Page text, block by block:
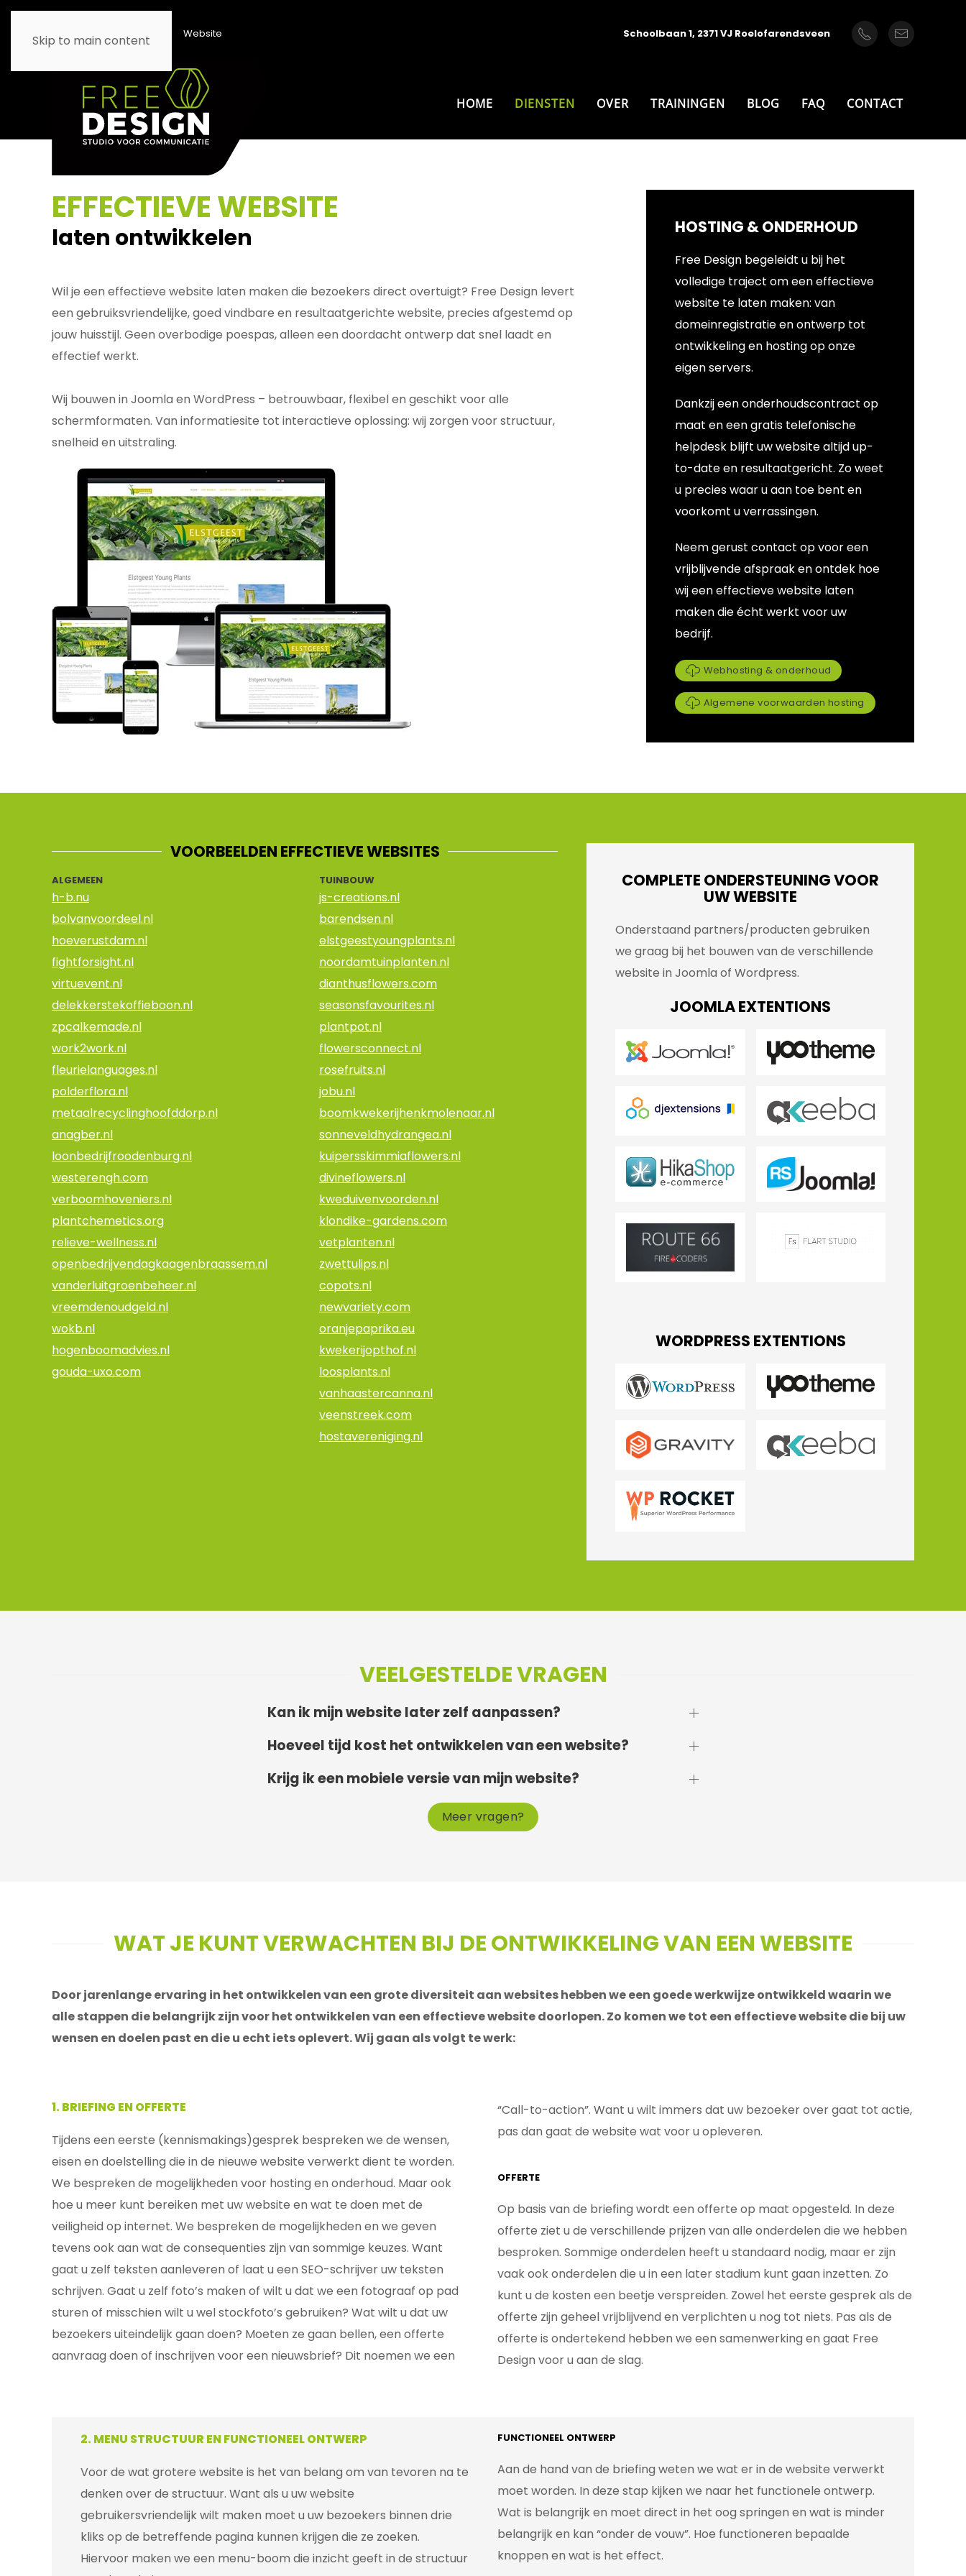
Skip to main content
Home Diensten Website Schoolbaan 1, 2371 VJ Roelofarendsveen
HOME DIENSTEN OVER TRAININGEN BLOG FAQ CONTACT
EFFECTIEVE WEBSITE
laten ontwikkelen
Wil je een effectieve website laten maken die bezoekers direct overtuigt? Free Design levert
een gebruiksvriendelijke, goed vindbare en resultaatgerichte website, precies afgestemd op
jouw huisstijl. Geen overbodige poespas, alleen een doordacht ontwerp dat snel laadt en
effectief werkt.
Wij bouwen in Joomla en WordPress – betrouwbaar, flexibel en geschikt voor alle
schermformaten. Van informatiesite tot interactieve oplossing: wij zorgen voor structuur,
snelheid en uitstraling.
HOSTING & ONDERHOUD
Free Design begeleidt u bij het
volledige traject om een effectieve
website te laten maken: van
domeinregistratie en ontwerp tot
ontwikkeling en hosting op onze
eigen servers.
Dankzij een onderhoudscontract op
maat en een gratis telefonische
helpdesk blijft uw website altijd up-
to-date en resultaatgericht. Zo weet
u precies waar u aan toe bent en
voorkomt u verrassingen.
Neem gerust contact op voor een
vrijblijvende afspraak en ontdek hoe
wij een effectieve website laten
maken die écht werkt voor uw
bedrijf.
Webhosting & onderhoud
Algemene voorwaarden hosting
VOORBEELDEN EFFECTIEVE WEBSITES
ALGEMEEN
h-b.nu
bolvanvoordeel.nl
hoeverustdam.nl
fightforsight.nl
virtuevent.nl
delekkerstekoffieboon.nl
zpcalkemade.nl
work2work.nl
fleurielanguages.nl
polderflora.nl
metaalrecyclinghoofddorp.nl
anagber.nl
loonbedrijfroodenburg.nl
westerengh.com
verboomhoveniers.nl
plantchemetics.org
relieve-wellness.nl
openbedrijvendagkaagenbraassem.nl
vanderluitgroenbeheer.nl
vreemdenoudgeld.nl
wokb.nl
hogenboomadvies.nl
gouda-uxo.com
TUINBOUW
js-creations.nl
barendsen.nl
elstgeestyoungplants.nl
noordamtuinplanten.nl
dianthusflowers.com
seasonsfavourites.nl
plantpot.nl
flowersconnect.nl
rosefruits.nl
jobu.nl
boomkwekerijhenkmolenaar.nl
sonneveldhydrangea.nl
kuipersskimmiaflowers.nl
divineflowers.nl
kweduivenvoorden.nl
klondike-gardens.com
vetplanten.nl
zwettulips.nl
copots.nl
newvariety.com
oranjepaprika.eu
kwekerijopthof.nl
loosplants.nl
vanhaastercanna.nl
veenstreek.com
hostavereniging.nl
COMPLETE ONDERSTEUNING VOOR
UW WEBSITE
Onderstaand partners/producten gebruiken
we graag bij het bouwen van de verschillende
website in Joomla of Wordpress.
JOOMLA EXTENTIONS
WORDPRESS EXTENTIONS
VEELGESTELDE VRAGEN
Kan ik mijn website later zelf aanpassen?
Hoeveel tijd kost het ontwikkelen van een website?
Krijg ik een mobiele versie van mijn website?
Meer vragen?
WAT JE KUNT VERWACHTEN BIJ DE ONTWIKKELING VAN EEN WEBSITE
Door jarenlange ervaring in het ontwikkelen van een grote diversiteit aan websites hebben we een goede werkwijze ontwikkeld waarin we
alle stappen die belangrijk zijn voor het ontwikkelen van een effectieve website doorlopen. Zo komen we tot een effectieve website die bij uw
wensen en doelen past en die u echt iets oplevert. Wij gaan als volgt te werk:
1. BRIEFING EN OFFERTE
Tijdens een eerste (kennismakings)gesprek bespreken we de wensen,
eisen en doelstelling die in de nieuwe website verwerkt dient te worden.
We bespreken de mogelijkheden voor hosting en onderhoud. Maar ook
hoe u meer kunt bereiken met uw website en wat te doen met de
veiligheid op internet. We bespreken de mogelijkheden en we geven
tevens ook aan wat de consequenties zijn van sommige keuzes. Want
gaat u zelf teksten aanleveren of laat u een SEO-schrijver uw teksten
schrijven. Gaat u zelf foto’s maken of wilt u dat we een fotograaf op pad
sturen of misschien wilt u wel stockfoto’s gebruiken? Wat wilt u dat uw
bezoekers uiteindelijk gaan doen? Moeten ze gaan bellen, een offerte
aanvraag doen of inschrijven voor een nieuwsbrief? Dit noemen we een
“Call-to-action”. Want u wilt immers dat uw bezoeker over gaat tot actie,
pas dan gaat de website wat voor u opleveren.
OFFERTE
Op basis van de briefing wordt een offerte op maat opgesteld. In deze
offerte ziet u de verschillende prijzen van alle onderdelen die we hebben
besproken. Sommige onderdelen heeft u standaard nodig, maar er zijn
vaak ook onderdelen die u in een later stadium kunt gaan inzetten. Zo
kunt u de kosten een beetje verspreiden. Zowel het eerste gesprek als de
offerte zijn geheel vrijblijvend en verplichten u nog tot niets. Pas als de
offerte is ondertekend hebben we een samenwerking en gaat Free
Design voor u aan de slag.
2. MENU STRUCTUUR EN FUNCTIONEEL ONTWERP
Voor de wat grotere website is het van belang om van tevoren na te
denken over de structuur. Want als u uw website
gebruikersvriendelijk wilt maken moet u uw bezoekers binnen drie
kliks op de betreffende pagina kunnen krijgen die ze zoeken.
Hiervoor maken we een menu-boom die inzicht geeft in de structuur
FUNCTIONEEL ONTWERP
Aan de hand van de briefing weten we wat er in de website verwerkt
moet worden. In deze stap kijken we naar het functionele ontwerp.
Wat is belangrijk en moet direct in het oog springen en wat is minder
belangrijk en kan “onder de vouw”. Hoe functioneren bepaalde
knoppen en wat is het effect.